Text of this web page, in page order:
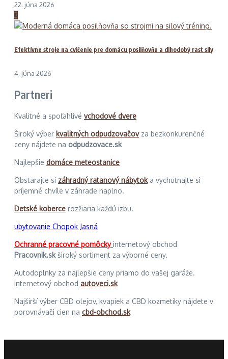
22. júna 2026
3
Efektívne stroje na cvičenie pre domácu posilňovňu a dlhodobý rast sily
4. júna 2026
Partneri
Kvalitné a spoľahlivé vchodové dvere
Široký výber kvalitných odpudzovačovza bezkonkurenčné
ceny nájdete na odpudzovace.sk
Najlepšie domáce meteostanice
Obstarajte si záhradný ratanový nábytoka vychutnajte si
príjemné chvíle v záhrade naplno.
Detské koberce rozžiaria každú izbu.
ubytovanie Chopok Jasná
Ochranné pracovné pomôckyinternetový obchod
Pracovnik.skširoký sortiment za výborné ceny.
Autodoplnky za najlepšie ceny priamo do vašej garáže.
Internetový obchod autoveci.sk
Najširší výber CBD olejov, kvapiek a CBD kozmetiky nájdete v
porovnávači cien na cbd-obchod.sk